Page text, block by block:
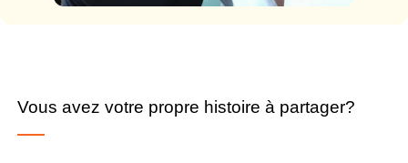
Vous avez votre propre histoire à partager?